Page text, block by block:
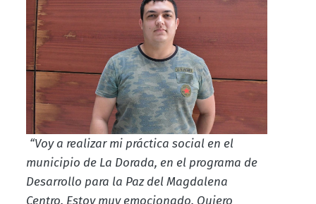
“Voy a realizar mi práctica social en el
municipio de La Dorada, en el programa de
Desarrollo para la Paz del Magdalena
Centro. Estoy muy emocionado. Quiero